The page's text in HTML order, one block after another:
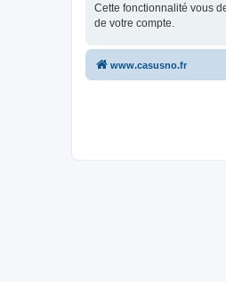
Cette fonctionnalité vous
de votre compte.
www.casusno.fr